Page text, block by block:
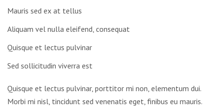
Mauris sed ex at tellus
Aliquam vel nulla eleifend, consequat
Quisque et lectus pulvinar
Sed sollicitudin viverra est
Quisque et lectus pulvinar, porttitor mi non, elementum dui.
Morbi mi nisl, tincidunt sed venenatis eget, finibus eu mauris.